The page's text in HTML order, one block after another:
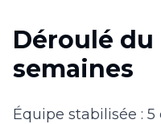
Déroulé
semaines
Équipe stabilisée : 5